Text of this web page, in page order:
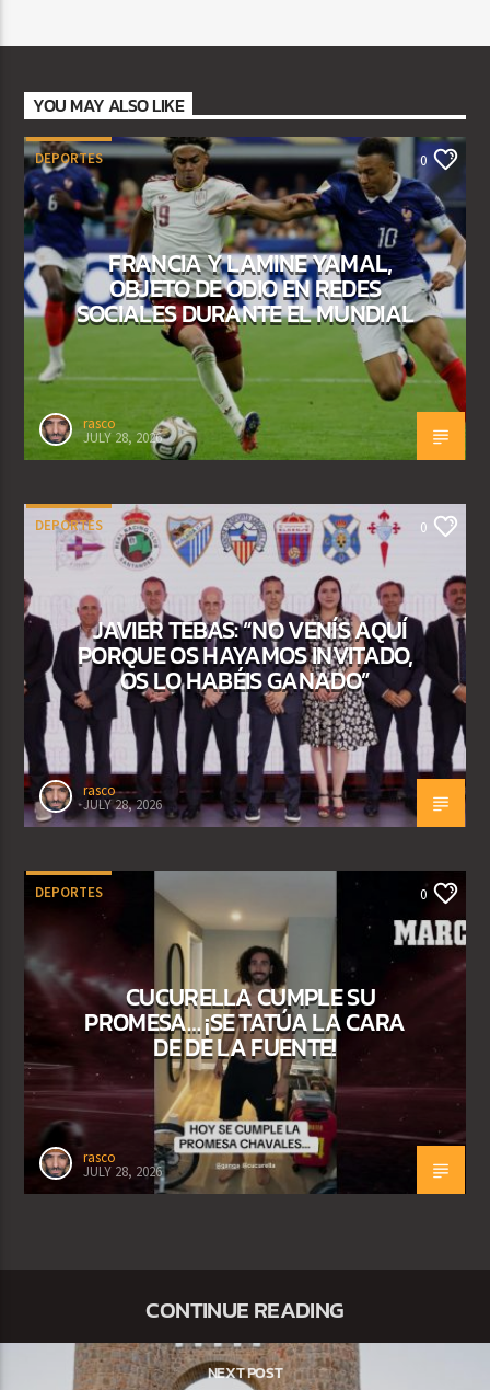
YOU MAY ALSO LIKE
DEPORTES 0
FRANCIA Y LAMINE YAMAL,
OBJETO DE ODIO EN REDES
SOCIALES DURANTE EL MUNDIAL
rasco
JULY 28, 2026
DEPORTES 0
JAVIER TEBAS: “NO VENÍS AQUÍ
PORQUE OS HAYAMOS INVITADO,
OS LO HABÉIS GANADO”
rasco
JULY 28, 2026
DEPORTES 0
CUCURELLA CUMPLE SU
PROMESA… ¡SE TATÚA LA CARA
DE DE LA FUENTE!
rasco
JULY 28, 2026
CONTINUE READING
NEXT POST